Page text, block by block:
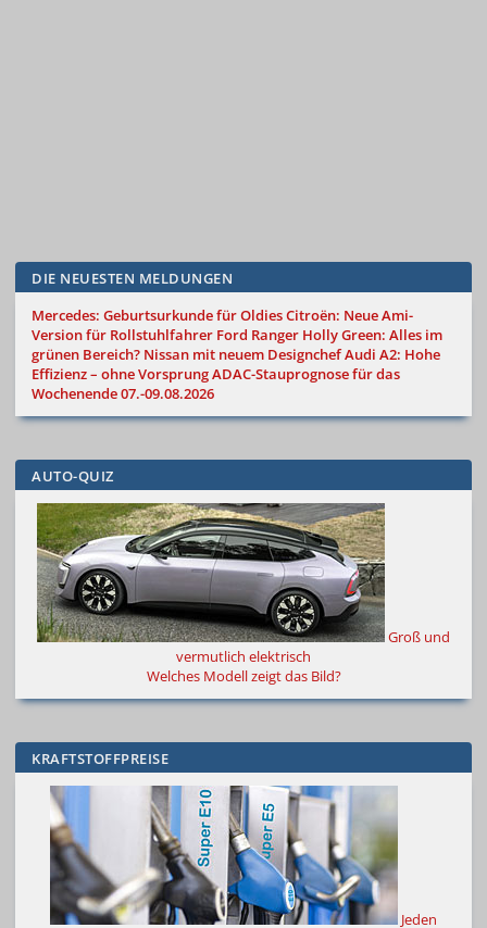
DIE NEUESTEN MELDUNGEN
Mercedes: Geburtsurkunde für OldiesCitroën: Neue Ami-
Version für Rollstuhlfahrer Ford Ranger Holly Green: Alles im
grünen Bereich? Nissan mit neuem DesignchefAudi A2: Hohe
Effizienz – ohne VorsprungADAC-Stauprognose für das
Wochenende 07.-09.08.2026
AUTO-QUIZ
Groß und
vermutlich elektrisch
Welches Modell zeigt das Bild?
KRAFTSTOFFPREISE
Jeden